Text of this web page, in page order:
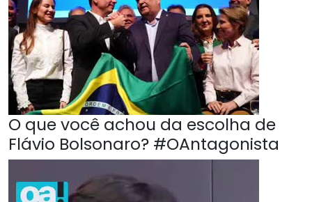
O que você achou da escolha de
Flávio Bolsonaro? #OAntagonista